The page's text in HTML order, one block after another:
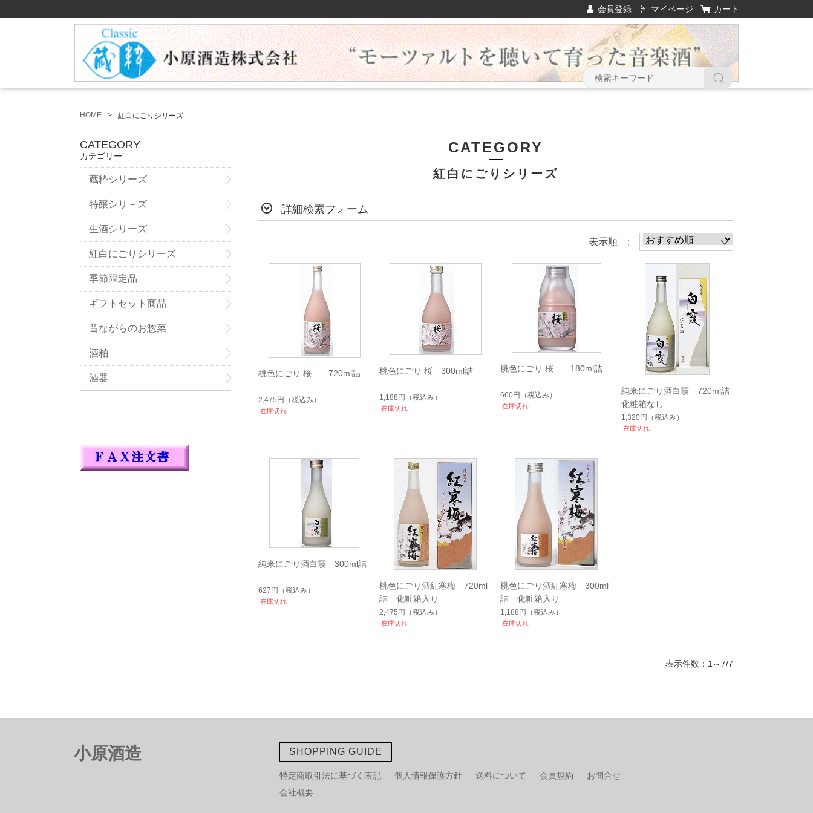
会員登録 マイページ カート
HOME 紅白にごりシリーズ
CATEGORY
紅白にごりシリーズ
詳細検索フォーム
表示順 :
桃色にごり 桜 720ml詰
2,475円 （税込み）
在庫切れ
桃色にごり 桜 300ml詰
1,188円 （税込み）
在庫切れ
桃色にごり 桜 180ml詰
660円 （税込み）
在庫切れ
純米にごり酒白霞 720ml詰
化粧箱なし
1,320円 （税込み）
在庫切れ
純米にごり酒白霞 300ml詰
627円 （税込み）
在庫切れ
桃色にごり酒紅寒梅 720ml
詰 化粧箱入り
2,475円 （税込み）
在庫切れ
桃色にごり酒紅寒梅 300ml
詰 化粧箱入り
1,188円 （税込み）
在庫切れ
表示件数：1～7/7
CATEGORY
カテゴリー
蔵粋シリーズ
特醸シリ－ズ
生酒シリーズ
紅白にごりシリーズ
季節限定品
ギフトセット商品
昔ながらのお惣菜
酒粕
酒器
SHOPPING GUIDE
特定商取引法に基づく表記 個人情報保護方針 送料について 会員規約
お問合せ
会社概要
小原酒造